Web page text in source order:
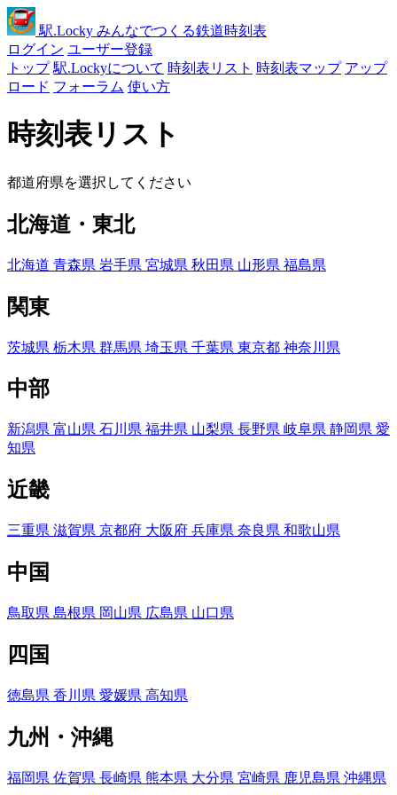
駅.Locky みんなでつくる鉄道時刻表
ログイン ユーザー登録
トップ 駅.Lockyについて 時刻表リスト 時刻表マップ アップ
ロード フォーラム 使い方
時刻表リスト
都道府県を選択してください
北海道・東北
北海道 青森県 岩手県 宮城県 秋田県 山形県 福島県
関東
茨城県 栃木県 群馬県 埼玉県 千葉県 東京都 神奈川県
中部
新潟県 富山県 石川県 福井県 山梨県 長野県 岐阜県 静岡県 愛
知県
近畿
三重県 滋賀県 京都府 大阪府 兵庫県 奈良県 和歌山県
中国
鳥取県 島根県 岡山県 広島県 山口県
四国
徳島県 香川県 愛媛県 高知県
九州・沖縄
福岡県 佐賀県 長崎県 熊本県 大分県 宮崎県 鹿児島県 沖縄県